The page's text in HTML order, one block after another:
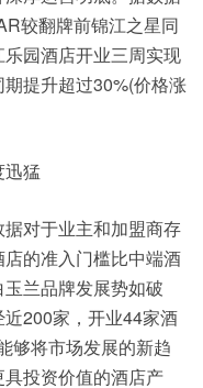
较翻牌前锦江之星同
园酒店开业三周实现
提升超过30%(价格涨
猛
对于业主和加盟商存
的准入门槛比中端酒
兰品牌发展势如破
200家，开业44家酒
够将市场发展的新趋
投资价值的酒店产